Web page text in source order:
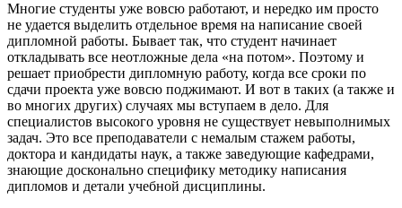
Многие студенты уже вовсю работают, и нередко им просто
не удается выделить отдельное время на написание своей
дипломной работы. Бывает так, что студент начинает
откладывать все неотложные дела «на потом». Поэтому и
решает приобрести дипломную работу, когда все сроки по
сдачи проекта уже вовсю поджимают. И вот в таких (а также и
во многих других) случаях мы вступаем в дело. Для
специалистов высокого уровня не существует невыполнимых
задач. Это все преподаватели с немалым стажем работы,
доктора и кандидаты наук, а также заведующие кафедрами,
знающие досконально специфику методику написания
дипломов и детали учебной дисциплины.